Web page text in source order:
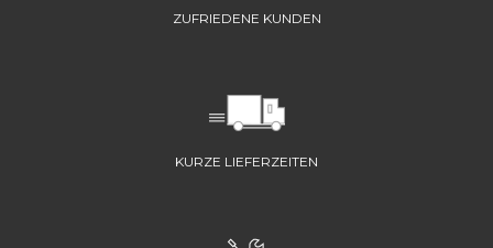
ZUFRIEDENE KUNDEN
KURZE LIEFERZEITEN